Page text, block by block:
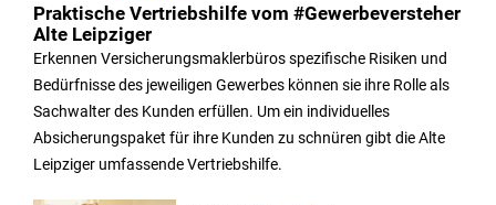
Praktische Vertriebshilfe vom #Gewerbeversteher
Alte Leipziger
Erkennen Versicherungsmaklerbüros spezifische Risiken und
Bedürfnisse des jeweiligen Gewerbes können sie ihre Rolle als
Sachwalter des Kunden erfüllen. Um ein individuelles
Absicherungspaket für ihre Kunden zu schnüren gibt die Alte
Leipziger umfassende Vertriebshilfe.